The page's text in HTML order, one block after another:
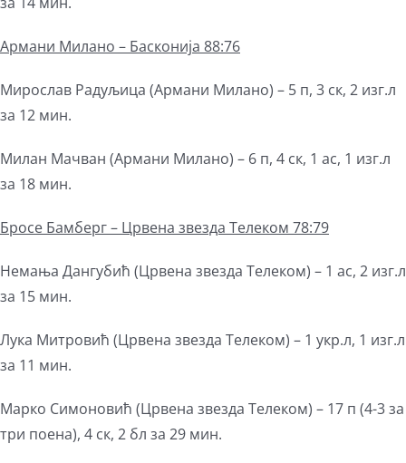
Армани Милано – Басконија 88:76
Мирослав Радуљица (Армани Милано) – 5 п, 3 ск, 2 изг.л
за 12 мин.
Милан Мачван (Армани Милано) – 6 п, 4 ск, 1 ас, 1 изг.л
за 18 мин.
Бросе Бамберг – Црвена звезда Телеком 78:79
Немања Дангубић (Црвена звезда Телеком) – 1 ас, 2 изг.л
за 15 мин.
Лука Митровић (Црвена звезда Телеком) – 1 укр.л, 1 изг.л
за 11 мин.
Марко Симоновић (Црвена звезда Телеком) – 17 п (4-3 за
три поена), 4 ск, 2 бл за 29 мин.